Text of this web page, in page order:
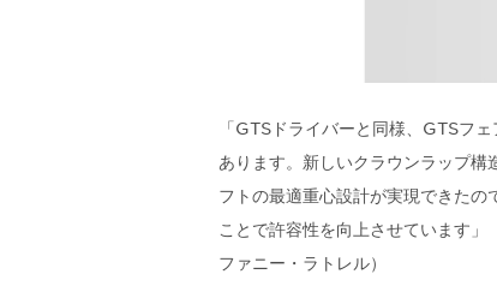
「GTSドライバーと同様、GTSフ
あります。新しいクラウンラップ構
フトの最適重心設計が実現できたの
ことで許容性を向上させています
ファニー・ラトレル）